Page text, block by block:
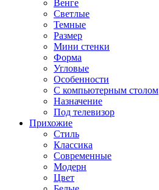
Венге
Светлые
Темные
Размер
Мини стенки
Форма
Угловые
Особенности
С компьютерным столом
Назначение
Под телевизор
Прихожие
Стиль
Классика
Современные
Модерн
Цвет